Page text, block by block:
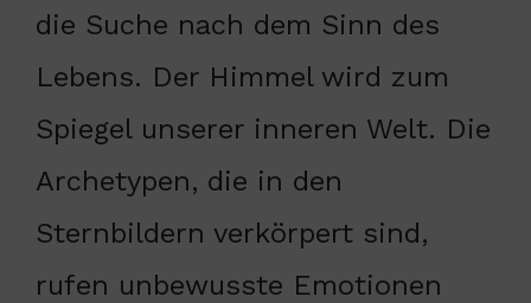
die Suche nach dem Sinn des
Lebens. Der Himmel wird zum
Spiegel unserer inneren Welt. Die
Archetypen, die in den
Sternbildern verkörpert sind,
rufen unbewusste Emotionen